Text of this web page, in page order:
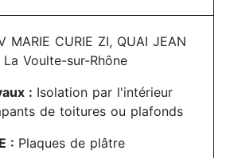
MARIE CURIE ZI, QUAI JEAN
Voulte-sur-Rhône
: Isolation par l'intérieur
de toitures ou plafonds
: Plaques de plâtre